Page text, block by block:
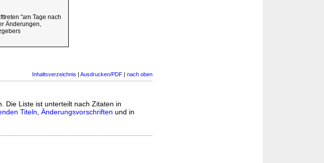
"am Tage nach
Änderungen,
Inhaltsverzeichnis | Ausdrucken/PDF | nach oben
Die Liste ist unterteilt nach Zitaten in
Titeln Änderungsvorschriften und in